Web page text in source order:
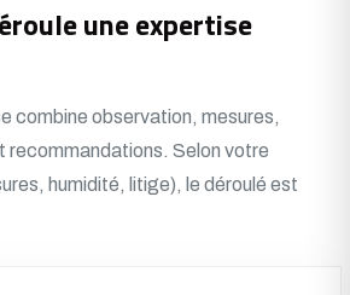
une expertise
combine observation, mesures,
recommandations. Selon votre
humidité, litige), le déroulé est